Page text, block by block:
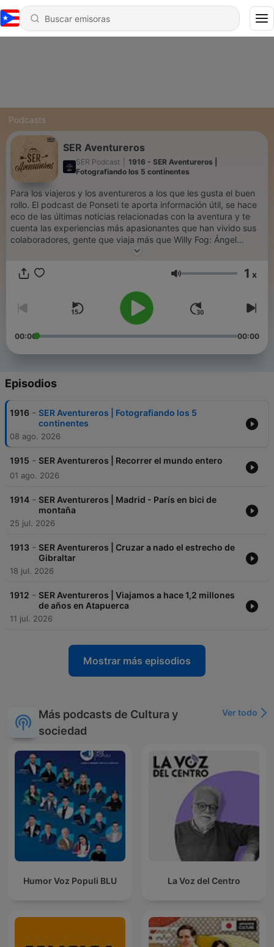
Podcasts
SER Aventureros
SER Podcast
1916 - SER Aventureros |
Fotografiando los 5 continentes
Para los viajeros y los aventureros a los que les gusta el buen
rollo. El podcast de Ponseti te aporta información útil, se hace
eco de las últimas noticias relacionadas con la aventura y te
cuenta las experiencias más apasionantes que han vivido sus
colaboradores, gente que viaja más que Willy Fog: Ángel
Colina, José Luis Angulo, Chema Rodríguez o Carlos Barrabés.
suscribes.
Volumen 1 x
00:00 00:00
Episodios
1916 - SER Aventureros | Fotografiando los 5
continentes
08 ago. 2026
1915 - SER Aventureros | Recorrer el mundo entero
01 ago. 2026
1914 - SER Aventureros | Madrid - París en bici de
montaña
25 jul. 2026
1913 - SER Aventureros | Cruzar a nado el estrecho de
Gibraltar
18 jul. 2026
1912 - SER Aventureros | Viajamos a hace 1,2 millones
de años en Atapuerca
11 jul. 2026
Mostrar más episodios
Más podcasts de Cultura y
sociedad
Ver todo
Humor Voz Populi BLU La Voz del Centro